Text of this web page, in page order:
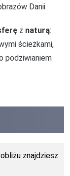
Danii.
z naturą:
ścieżkami,
podziwianiem
znajdziesz